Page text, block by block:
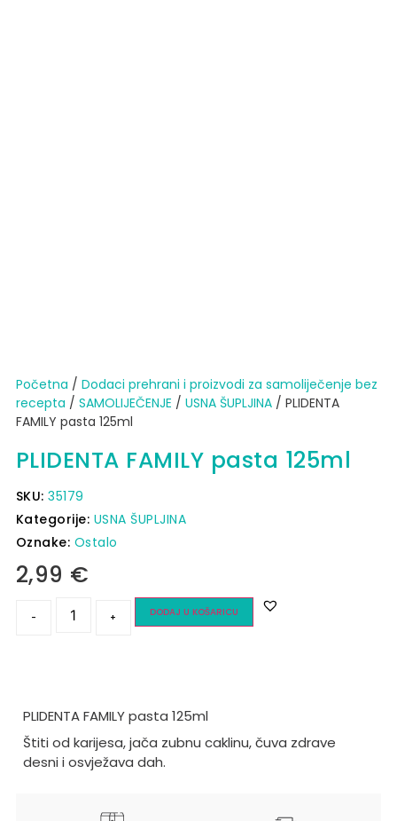
Početna / Dodaci prehrani i proizvodi za samoliječenje bez
recepta / SAMOLIJEČENJE / USNA ŠUPLJINA/ PLIDENTA
FAMILY pasta 125ml
PLIDENTA FAMILY pasta 125ml
SKU:35179
Kategorije: USNA ŠUPLJINA
Oznake: Ostalo
2,99 €
- + DODAJ U KOŠARICU
PLIDENTA FAMILY pasta 125ml
Štiti od karijesa, jača zubnu caklinu, čuva zdrave
desni i osvježava dah.